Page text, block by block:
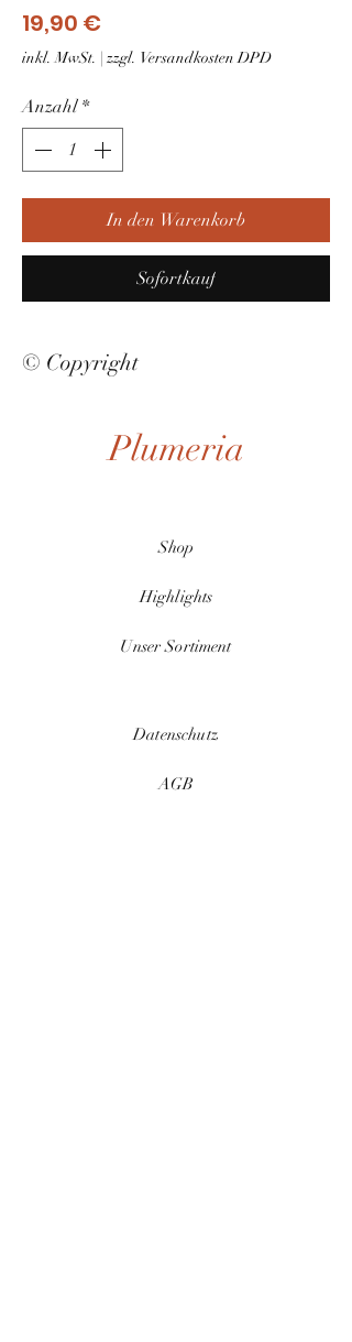
19,90 €
inkl. MwSt. | zzgl. Versandkosten DPD
Anzahl *
In den Warenkorb
Sofortkauf
© Copyright
Plumeria
Shop
Highlights
Unser Sortiment
Datenschutz
AGB